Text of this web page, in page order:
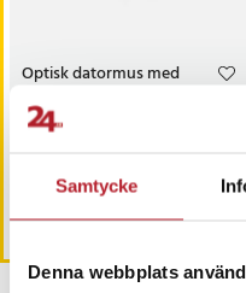
Samtycke
Denna webbplats
Optisk datormus med
justerbar DPI – Svart
Sista exemplaret
Köp